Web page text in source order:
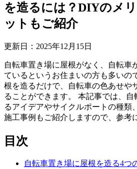
を造るには？DIYのメ
ットもご紹介
更新日： 2025年12 月 15日
自転車置き場に屋根がなく、自転車
ているというお住まいの方も多いの
根を造るだけで、自転車の色あせや
ることができます。 本記事では、
るアイデアやサイクルポートの種類
施工事例もご紹介しますので、参考
目次
自転車置き場に屋根を造る4つ